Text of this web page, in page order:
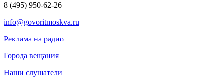
8 (495) 950-62-26
info@govoritmoskva.ru
Реклама на радио
Города вещания
Наши слушатели